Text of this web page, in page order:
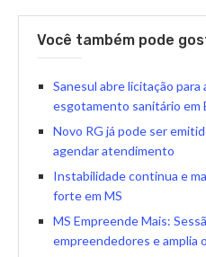
Você também pode
Sanesul abre licitação
esgotamento sanitário em
Novo RG já pode ser
agendar atendimento
Instabilidade continua e
forte em MS
MS Empreende Mais:
empreendedores e amplia